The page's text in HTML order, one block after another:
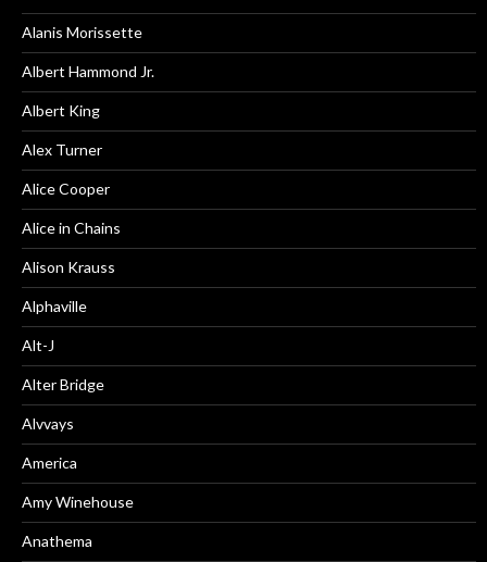
Alanis Morissette
Albert Hammond Jr.
Albert King
Alex Turner
Alice Cooper
Alice in Chains
Alison Krauss
Alphaville
Alt-J
Alter Bridge
Alvvays
America
Amy Winehouse
Anathema